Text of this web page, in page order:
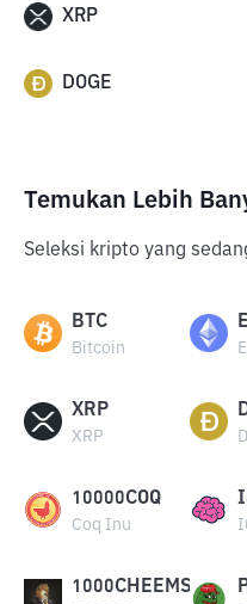
XRP
DOGE
Temukan Lebih
Seleksi kripto yang
BTC
Bitcoin
XRP
XRP
10000COQ
Coq Inu
1000CHEEMS